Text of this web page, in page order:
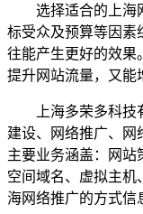
选择适合的上海网
标受众及预算等因素
往能产生更好的效果
提升网站流量，又能
上海多荣多科技有
建设、网络推广、网
主要业务涵盖：网站
空间域名、虚拟主机
海网络推广的方式信